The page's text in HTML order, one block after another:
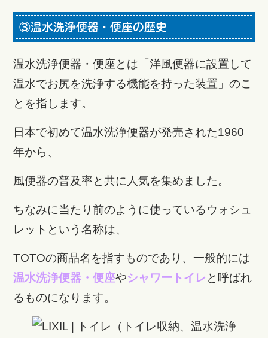
③温水洗浄便器・便座の歴史
温水洗浄便器・便座とは「洋風便器に設置して
温水でお尻を洗浄する機能を持った装置」のこ
とを指します。
日本で初めて温水洗浄便器が発売された1960
年から、
風便器の普及率と共に人気を集めました。
ちなみに当たり前のように使っているウォシュ
レットという名称は、
TOTOの商品名を指すものであり、一般的には
温水洗浄便器・便座やシャワートイレと呼ばれ
るものになります。